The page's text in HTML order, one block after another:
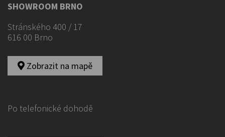
SHOWROOM BRNO
Stránského 400 / 17
616 00 Brno
Zobrazit na mapě
Po telefonické dohodě